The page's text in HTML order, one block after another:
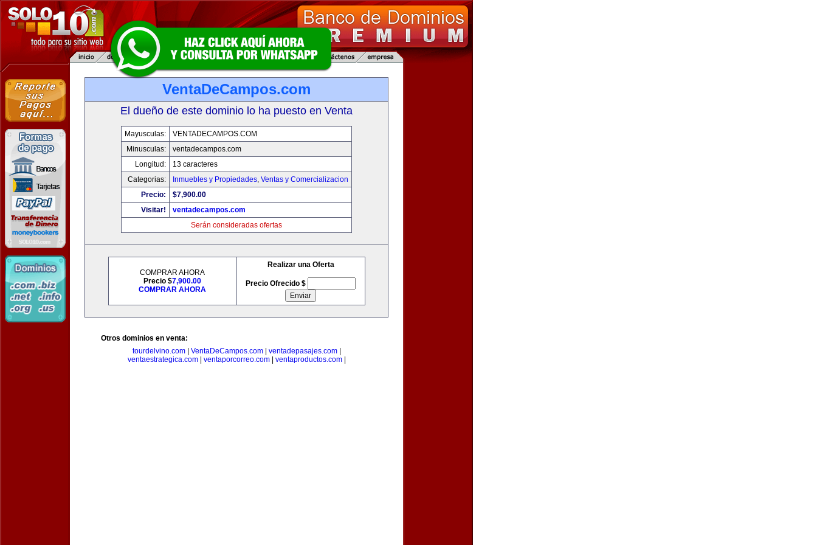
VentaDeCampos.com
El dueño de este dominio lo ha puesto en Venta
Mayusculas:
VENTADECAMPOS.COM
Minusculas:
ventadecampos.com
Longitud:
13 caracteres
Categorias:
Inmuebles y Propiedades, Ventas y Comercializacion
Precio:
$7,900.00
Visitar!
ventadecampos.com
Serán consideradas ofertas
COMPRAR AHORA
Precio $7,900.00
COMPRAR AHORA
Realizar una Oferta
Precio Ofrecido $
Otros dominios en venta:
tourdelvino.com| VentaDeCampos.com| ventadepasajes.com|
ventaestrategica.com| ventaporcorreo.com| ventaproductos.com|